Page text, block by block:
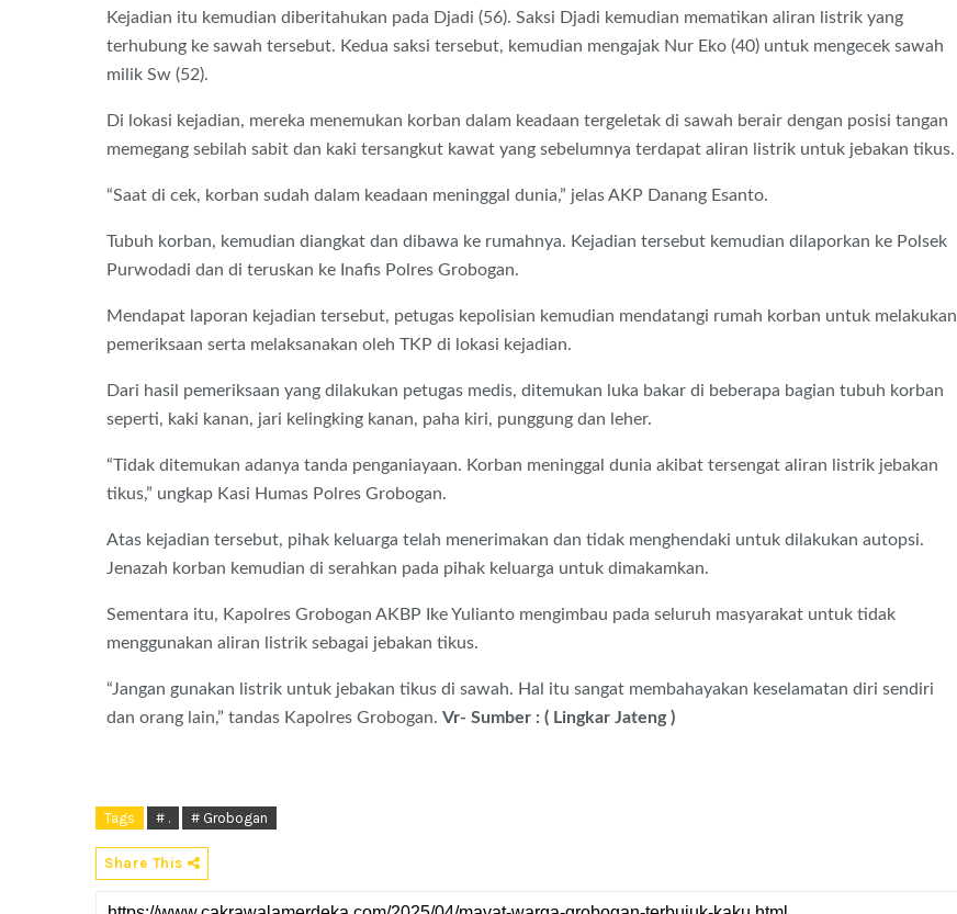
Kejadian itu kemudian diberitahukan pada Djadi (56). Saksi Djadi kemudian mematikan aliran listrik yang
terhubung ke sawah tersebut. Kedua saksi tersebut, kemudian mengajak Nur Eko (40) untuk mengecek sawah
milik Sw (52).
Di lokasi kejadian, mereka menemukan korban dalam keadaan tergeletak di sawah berair dengan posisi tangan
memegang sebilah sabit dan kaki tersangkut kawat yang sebelumnya terdapat aliran listrik untuk jebakan tikus.
“Saat di cek, korban sudah dalam keadaan meninggal dunia,” jelas AKP Danang Esanto.
Tubuh korban, kemudian diangkat dan dibawa ke rumahnya. Kejadian tersebut kemudian dilaporkan ke Polsek
Purwodadi dan di teruskan ke Inafis Polres Grobogan.
Mendapat laporan kejadian tersebut, petugas kepolisian kemudian mendatangi rumah korban untuk melakukan
pemeriksaan serta melaksanakan oleh TKP di lokasi kejadian.
Dari hasil pemeriksaan yang dilakukan petugas medis, ditemukan luka bakar di beberapa bagian tubuh korban
seperti, kaki kanan, jari kelingking kanan, paha kiri, punggung dan leher.
“Tidak ditemukan adanya tanda penganiayaan. Korban meninggal dunia akibat tersengat aliran listrik jebakan
tikus,” ungkap Kasi Humas Polres Grobogan.
Atas kejadian tersebut, pihak keluarga telah menerimakan dan tidak menghendaki untuk dilakukan autopsi.
Jenazah korban kemudian di serahkan pada pihak keluarga untuk dimakamkan.
Sementara itu, Kapolres Grobogan AKBP Ike Yulianto mengimbau pada seluruh masyarakat untuk tidak
menggunakan aliran listrik sebagai jebakan tikus.
“Jangan gunakan listrik untuk jebakan tikus di sawah. Hal itu sangat membahayakan keselamatan diri sendiri
dan orang lain,” tandas Kapolres Grobogan. Vr- Sumber : ( Lingkar Jateng )
Tags # . # Grobogan
Share This